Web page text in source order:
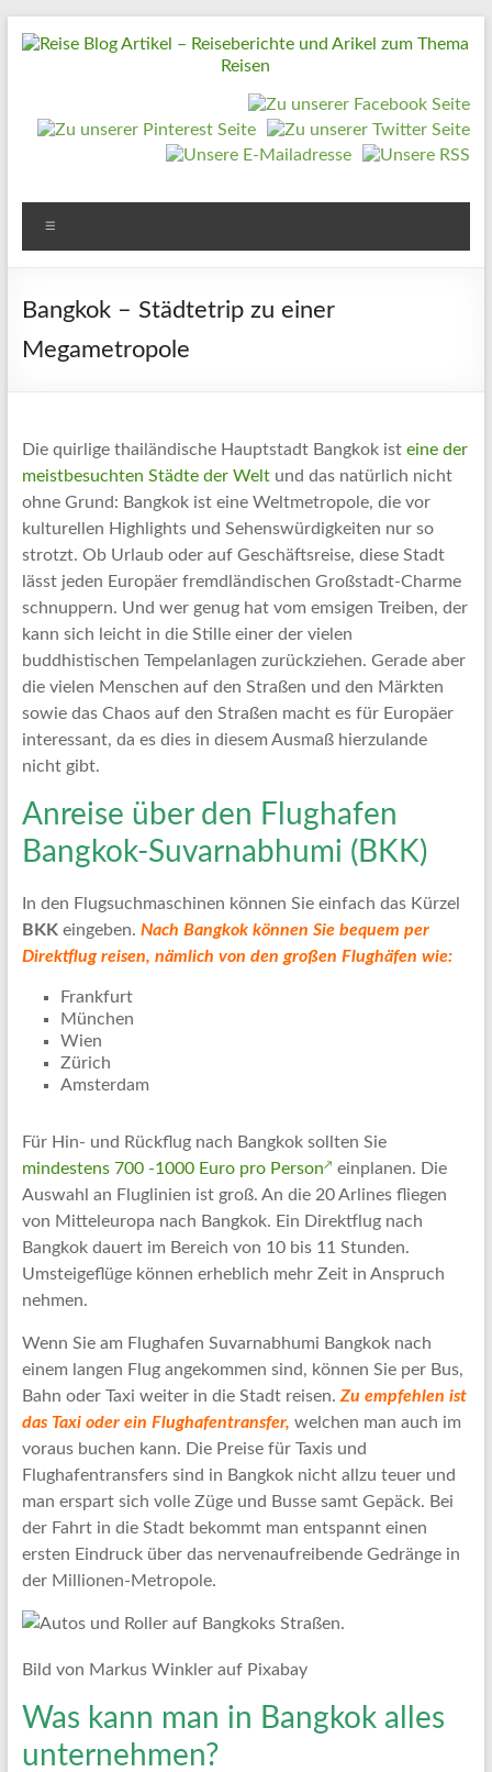
Inhalt
Blog
–
Reiseberichte
Arikel
zum
Thema
Reise
Urlaub,
Artikel
Tipps
und
Informationen
zum
Thema
Reisen
Bangkok – Städtetrip zu einer
Megametropole
Die quirlige thailändische Hauptstadt Bangkok ist eine der
meistbesuchten Städte der Weltund das natürlich nicht
ohne Grund: Bangkok ist eine Weltmetropole, die vor
kulturellen Highlights und Sehenswürdigkeiten nur so
strotzt. Ob Urlaub oder auf Geschäftsreise, diese Stadt
lässt jeden Europäer fremdländischen Großstadt-Charme
schnuppern. Und wer genug hat vom emsigen Treiben, der
kann sich leicht in die Stille einer der vielen
buddhistischen Tempelanlagen zurückziehen. Gerade aber
die vielen Menschen auf den Straßen und den Märkten
sowie das Chaos auf den Straßen macht es für Europäer
interessant, da es dies in diesem Ausmaß hierzulande
nicht gibt.
Anreise über den Flughafen
Bangkok-Suvarnabhumi (BKK)
In den Flugsuchmaschinen können Sie einfach das Kürzel
BKKeingeben. Nach Bangkok können Sie bequem per
Direktflug reisen, nämlich von den großen Flughäfen wie:
Frankfurt
München
Wien
Zürich
Amsterdam
Für Hin- und Rückflug nach Bangkok sollten Sie
mindestens 700 -1000 Euro pro Person
einplanen. Die
Auswahl an Fluglinien ist groß. An die 20 Arlines fliegen
von Mitteleuropa nach Bangkok. Ein Direktflug nach
Bangkok dauert im Bereich von 10 bis 11 Stunden.
Umsteigeflüge können erheblich mehr Zeit in Anspruch
nehmen.
Wenn Sie am Flughafen Suvarnabhumi Bangkok nach
einem langen Flug angekommen sind, können Sie per Bus,
Bahn oder Taxi weiter in die Stadt reisen. Zu empfehlen ist
das Taxi oder ein Flughafentransfer, welchen man auch im
voraus buchen kann. Die Preise für Taxis und
Flughafentransfers sind in Bangkok nicht allzu teuer und
man erspart sich volle Züge und Busse samt Gepäck. Bei
der Fahrt in die Stadt bekommt man entspannt einen
ersten Eindruck über das nervenaufreibende Gedränge in
der Millionen-Metropole.
Bild von Markus Winkler auf Pixabay
Was kann man in Bangkok alles
unternehmen?